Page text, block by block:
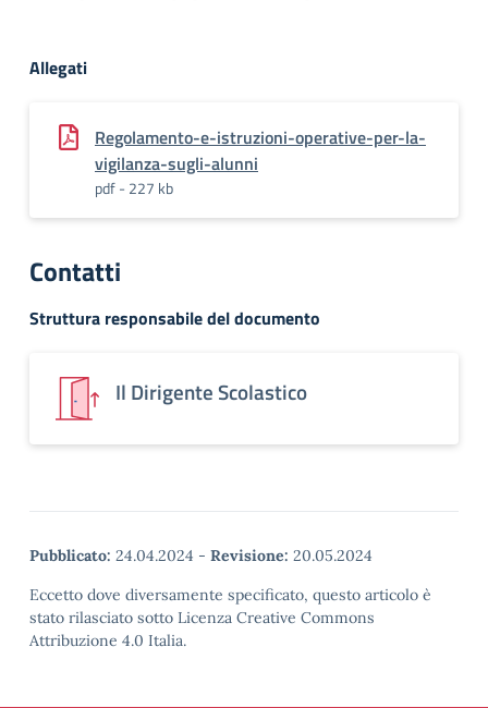
Allegati
Regolamento-e-istruzioni-operative-per-la-
vigilanza-sugli-alunni
pdf - 227 kb
Contatti
Struttura responsabile del documento
Il Dirigente Scolastico
Pubblicato: 24.04.2024 - Revisione: 20.05.2024
Eccetto dove diversamente specificato, questo articolo è
stato rilasciato sotto Licenza Creative Commons
Attribuzione 4.0 Italia.